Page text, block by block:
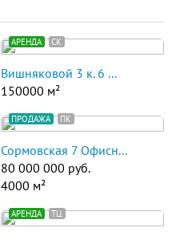
АРЕНДА СК
Вишняковой 3 к. 6 ...
150000 м²
ПРОДАЖА ПК
Сормовская 7 Офисн...
80 000 000 руб.
4000 м²
АРЕНДА ТЦ